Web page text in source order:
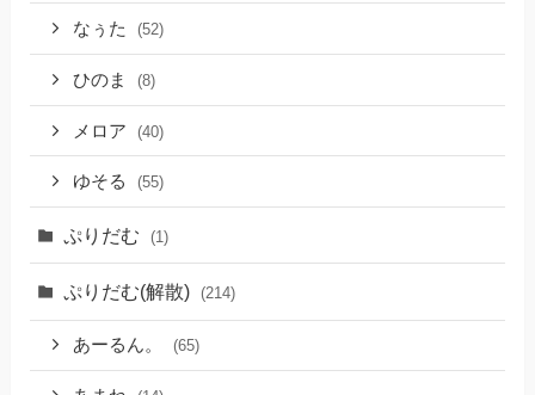
なぅた (52)
ひのま (8)
メロア (40)
ゆそる (55)
ぷりだむ (1)
ぷりだむ(解散) (214)
あーるん。 (65)